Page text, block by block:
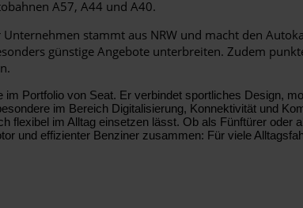
A57, A44 und A40.
stammt aus NRW und macht den
günstige Angebote unterbreiten. Zudem
Portfolio von Seat. Er verbindet sportliches Design,
im Bereich Digitalisierung, Konnektivität und
im Alltag einsetzen lässt. Ob als Fünftürer oder
und effizienter Benziner zusammen: Für viele